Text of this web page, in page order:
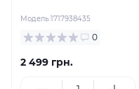
Модель:1717938435
0
2 499 грн.